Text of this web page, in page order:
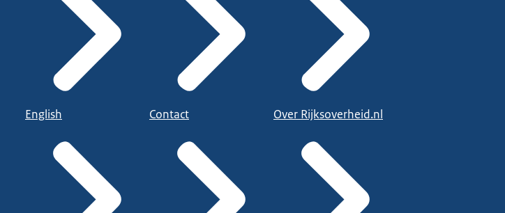
English Contact Over Rijksoverheid.nl